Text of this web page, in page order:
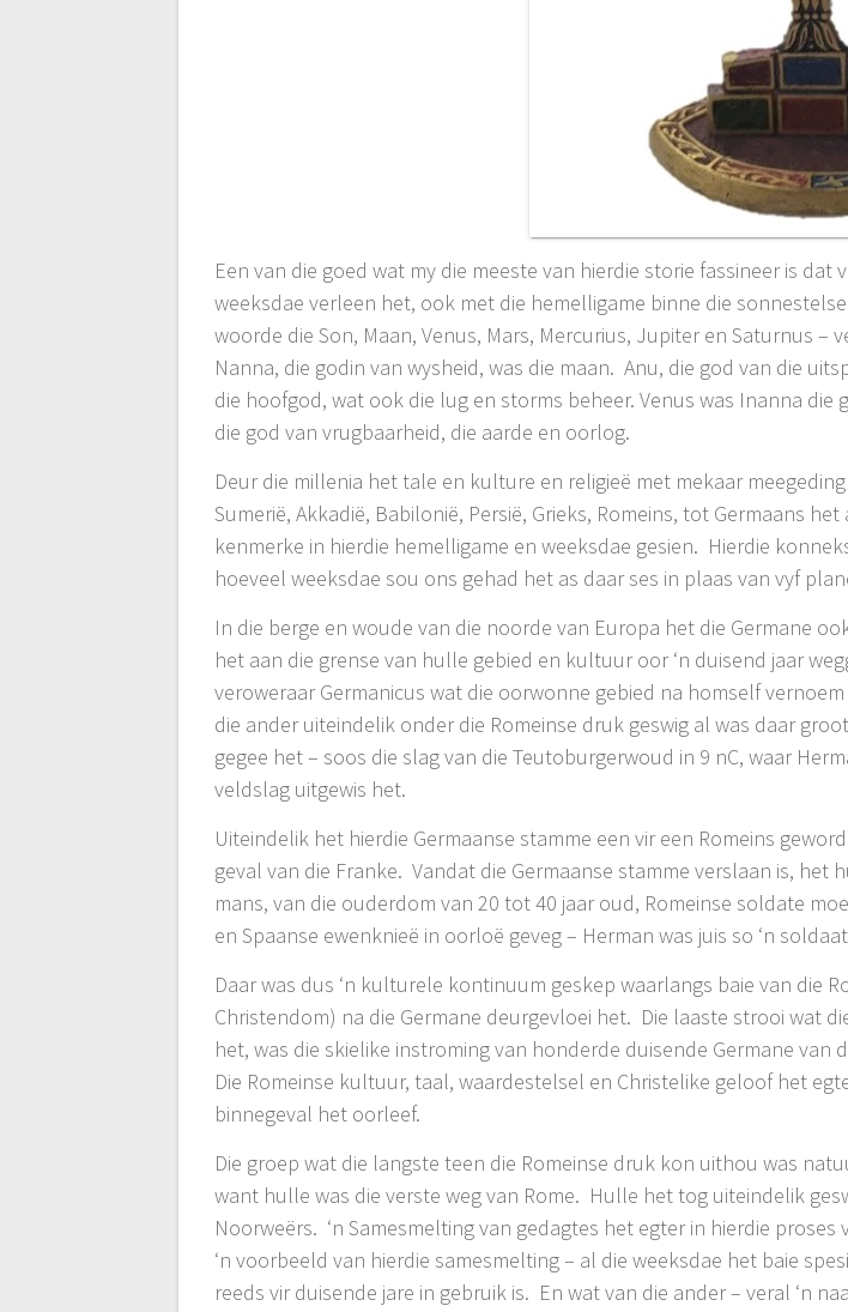
Een van die goed wat my die meeste van hierdie storie fassineer is
weeksdae verleen het, ook met die hemelligame binne die
woorde die Son, Maan, Venus, Mars, Mercurius, Jupiter en Saturnus
Nanna, die godin van wysheid, was die maan. Anu, die god van die
die hoofgod, wat ook die lug en storms beheer. Venus was Inanna
die god van vrugbaarheid, die aarde en oorlog.
Deur die millenia het tale en kulture en religieë met mekaar
Sumerië, Akkadië, Babilonië, Persië, Grieks, Romeins, tot Germaans
kenmerke in hierdie hemelligame en weeksdae gesien. Hierdie
hoeveel weeksdae sou ons gehad het as daar ses in plaas van vyf
In die berge en woude van die noorde van Europa het die Germane
het aan die grense van hulle gebied en kultuur oor ‘n duisend jaar
veroweraar Germanicus wat die oorwonne gebied na homself
die ander uiteindelik onder die Romeinse druk geswig al was daar
gegee het – soos die slag van die Teutoburgerwoud in 9 nC, waar
veldslag uitgewis het.
Uiteindelik het hierdie Germaanse stamme een vir een Romeins
geval van die Franke. Vandat die Germaanse stamme verslaan is,
mans, van die ouderdom van 20 tot 40 jaar oud, Romeinse soldate
en Spaanse ewenknieë in oorloë geveg – Herman was juis so ‘n
Daar was dus ‘n kulturele kontinuum geskep waarlangs baie van die
Christendom) na die Germane deurgevloei het. Die laaste strooi wat
het, was die skielike instroming van honderde duisende Germane
Die Romeinse kultuur, taal, waardestelsel en Christelike geloof het
binnegeval het oorleef.
Die groep wat die langste teen die Romeinse druk kon uithou was
want hulle was die verste weg van Rome. Hulle het tog uiteindelik
Noorweërs. ‘n Samesmelting van gedagtes het egter in hierdie
‘n voorbeeld van hierdie samesmelting – al die weeksdae het baie
reeds vir duisende jare in gebruik is. En wat van die ander – veral ‘n